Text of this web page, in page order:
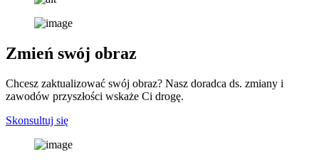
Zmień swój obraz
Chcesz zaktualizować swój obraz? Nasz doradca ds. zmiany i
zawodów przyszłości wskaże Ci drogę.
Skonsultuj się